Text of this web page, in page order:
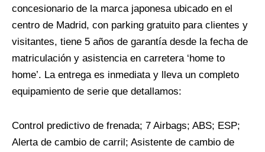
concesionario de la marca japonesa ubicado en el
centro de Madrid, con parking gratuito para clientes y
visitantes, tiene 5 años de garantía desde la fecha de
matriculación y asistencia en carretera ‘home to
home’. La entrega es inmediata y lleva un completo
equipamiento de serie que detallamos:
Control predictivo de frenada; 7 Airbags; ABS; ESP;
Alerta de cambio de carril; Asistente de cambio de